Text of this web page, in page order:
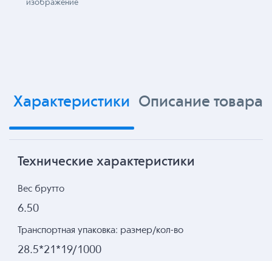
изображение
Характеристики Описание товара
Технические характеристики
Вес брутто
6.50
Транспортная упаковка: размер/кол-во
28.5*21*19/1000